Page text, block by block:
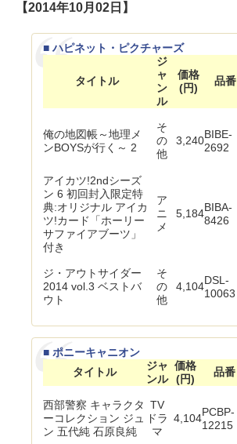
【2014年10月02日】
■ ハピネット・ピクチャーズ
タイトル
ジ
ャ
ン
ル
価格
(円)
品番
俺の地図帳～地理メ
ンBOYSが行く～ 2
そ
の
他
3,240BIBE-
2692
アイカツ!2ndシーズ
ン 6 初回封入限定特
典:オリジナル アイカ
ツ!カード「ホーリー
サファイアブーツ」
付き
ア
ニ
メ
5,184BIBA-
8426
ジ・アウトサイダー
2014 vol.3 ベストバ
ウト
そ
の
他
4,104DSL-
10063
■ ポニーキャニオン
タイトル
ジャ
ンル
価格
(円)
品番
西部警察 キャラクタ
ーコレクション ジュ
ン 五代純 石原良純
TV
ドラ
マ
4,104PCBP-
12215